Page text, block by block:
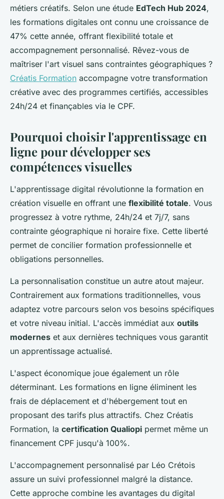
métiers créatifs. Selon une étude EdTech Hub 2024,
les formations digitales ont connu une croissance de
47% cette année, offrant flexibilité totale et
accompagnement personnalisé. Rêvez-vous de
maîtriser l'art visuel sans contraintes géographiques ?
Créatis Formation accompagne votre transformation
créative avec des programmes certifiés, accessibles
24h/24 et finançables via le CPF.
Pourquoi choisir l'apprentissage en
ligne pour développer ses
compétences visuelles
L'apprentissage digital révolutionne la formation en
création visuelle en offrant une flexibilité totale. Vous
progressez à votre rythme, 24h/24 et 7j/7, sans
contrainte géographique ni horaire fixe. Cette liberté
permet de concilier formation professionnelle et
obligations personnelles.
La personnalisation constitue un autre atout majeur.
Contrairement aux formations traditionnelles, vous
adaptez votre parcours selon vos besoins spécifiques
et votre niveau initial. L'accès immédiat aux outils
modernes et aux dernières techniques vous garantit
un apprentissage actualisé.
L'aspect économique joue également un rôle
déterminant. Les formations en ligne éliminent les
frais de déplacement et d'hébergement tout en
proposant des tarifs plus attractifs. Chez Créatis
Formation, la certification Qualiopi permet même un
financement CPF jusqu'à 100%.
L'accompagnement personnalisé par Léo Crétois
assure un suivi professionnel malgré la distance.
Cette approche combine les avantages du digital